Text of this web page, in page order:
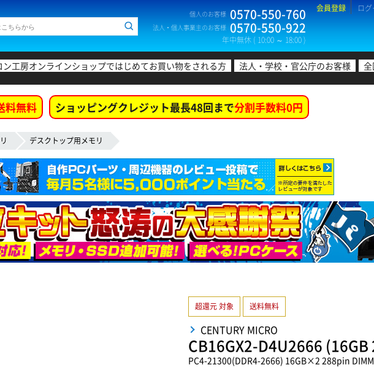
個人のお客様 0570-550-760
法人・個人事業主のお客様 0570-550-922
年中無休 ( 10:00 ～ 18:00 )
会員登録 ロ
ン工房オンラインショップではじめてお買い物をされる方 法人・学校・官公庁のお客様
料無料 ショッピングクレジット最長48回まで分割手数料0円
デスクトップ用メモリ
超還元 対象 送料無料
CENTURY MICRO
CB16GX2-D4U2666 (16GB
PC4-21300(DDR4-2666) 16GB×2 288pin DIMM